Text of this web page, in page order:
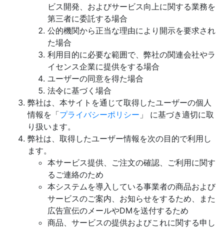
ビス開発、およびサービス向上に関する業務を
第三者に委託する場合
公的機関から正当な理由により開示を要求され
た場合
利用目的に必要な範囲で、弊社の関連会社やラ
イセンス企業に提供をする場合
ユーザーの同意を得た場合
法令に基づく場合
弊社は、本サイトを通じて取得したユーザーの個人
情報を「プライバシーポリシー 」 に基づき適切に取
り扱います。
弊社は、取得したユーザー情報を次の目的で利用し
ます。
本サービス提供、ご注文の確認、ご利用に関す
るご連絡のため
本システムを導入している事業者の商品および
サービスのご案内、お知らせをするため、また
広告宣伝のメールやDMを送付するため
商品、サービスの提供およびこれに関する申し